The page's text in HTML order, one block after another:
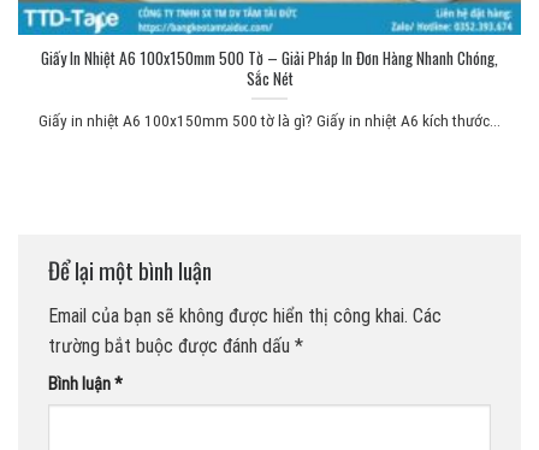
Giấy In Nhiệt A6 100x150mm 500 Tờ – Giải Pháp In Đơn Hàng Nhanh Chóng,
Sắc Nét
Giấy in nhiệt A6 100x150mm 500 tờ là gì? Giấy in nhiệt A6 kích thước...
Để lại một bình luận
Email của bạn sẽ không được hiển thị công khai. Các
trường bắt buộc được đánh dấu *
Bình luận*